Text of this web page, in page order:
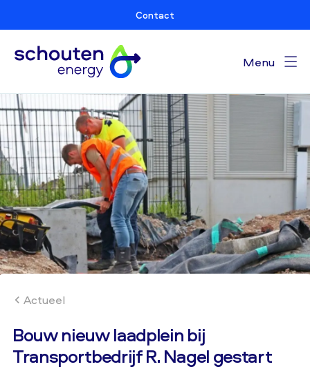
Contact
Menu
Actueel
Bouw nieuw laadplein bij
Transportbedrijf R. Nagel gestart